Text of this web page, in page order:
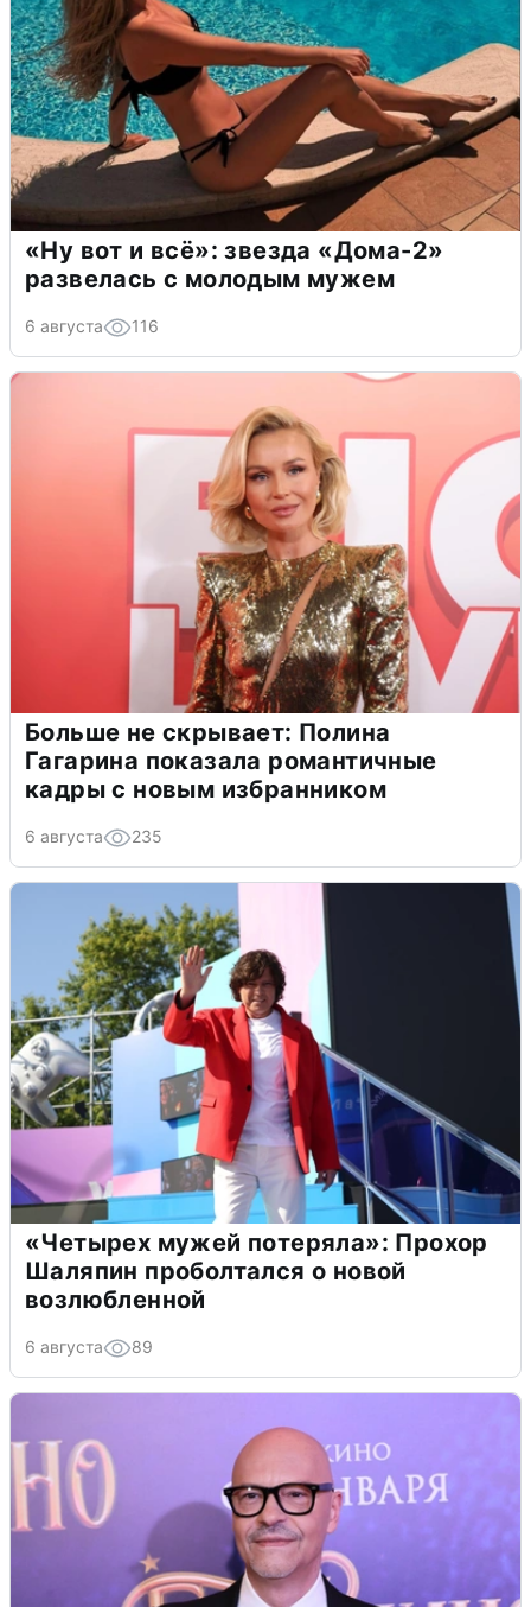
«Ну вот и всё»: звезда «Дома-2»
развелась с молодым мужем
6 августа 116
Больше не скрывает: Полина
Гагарина показала романтичные
кадры с новым избранником
6 августа 235
«Четырех мужей потеряла»: Прохор
Шаляпин проболтался о новой
возлюбленной
6 августа 89